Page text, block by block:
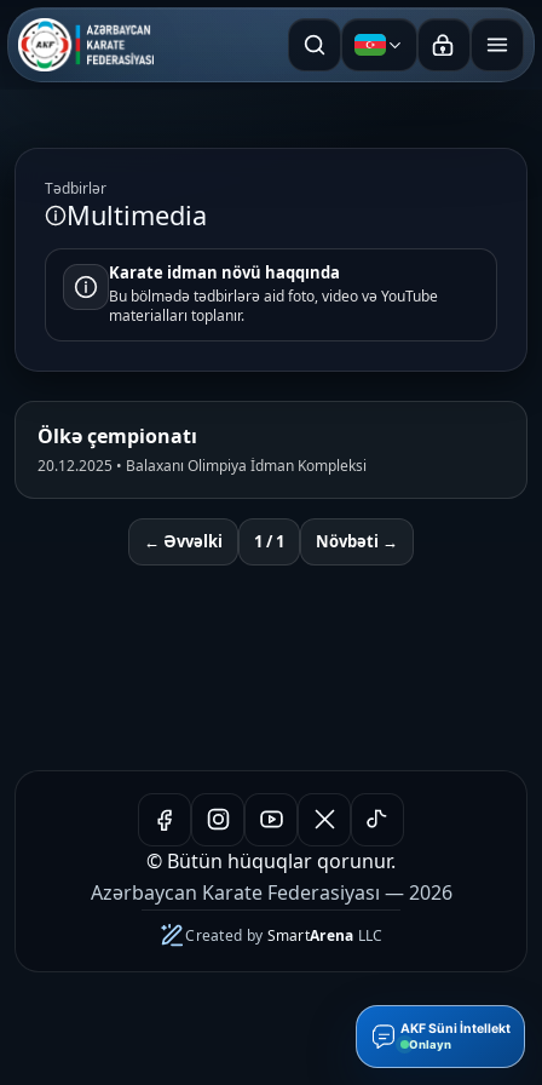
Azərbaycan dili
Tədbirlər
Multimedia
Karate idman növü haqqında
Bu bölmədə tədbirlərə aid foto, video və YouTube
materialları toplanır.
Ölkə çempionatı
20.12.2025 • Balaxanı Olimpiya İdman Kompleksi
← Əvvəlki 1 / 1 Növbəti →
© Bütün hüquqlar qorunur.
Azərbaycan Karate Federasiyası — 2026
Created by SmartArena LLC
AKF Süni İntellekt
Onlayn